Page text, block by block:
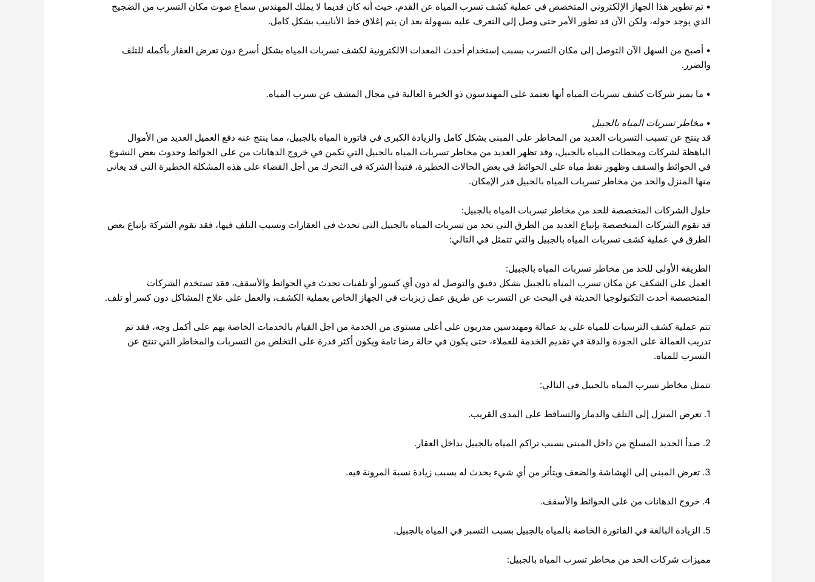
• تم تطوير هذا الجهاز الإلكتروني المتخصص في عملية كشف تسرب المياه عن القدم، حيث أنه كان قديما لا يملك المهندس سماع صوت مكان التسرب من الضجيج
الذي يوجد حوله، ولكن الآن قد تطور الأمر حتى وصل إلى التعرف عليه بسهولة بعد ان يتم إغلاق خط الأنابيب بشكل كامل.
• أصبح من السهل الآن التوصل إلى مكان التسرب بسبب إستخدام أحدث المعدات الالكترونية لكشف تسربات المياه بشكل أسرع دون تعرض العقار بأكمله للتلف
والضرر.
• ما يميز شركات كشف تسربات المياه أنها تعتمد على المهندسون ذو الخبرة العالية في مجال المشف عن تسرب المياه.
•مخاطر تسربات المياه بالجبيل
قد ينتج عن تسبب التسربات العديد من المخاطر على المبنى بشكل كامل والزيادة الكبرى في فاتورة المياه بالجبيل، مما ينتج عنه دفع العميل العديد من الأموال
الباهظة لشركات ومحطات المياه بالجبيل، وقد تظهر العديد من مخاطر تسربات المياه بالجبيل التي تكمن في خروج الدهانات من على الحوائط وحدوث بعض النشوع
في الحوائط والسقف وظهور نقط مياه على الحوائط في بعض الحالات الخطيرة، فتبدأ الشركة في التحرك من أجل القضاء على هذه المشكلة الخطيرة التي قد يعاني
منها المنزل والحد من مخاطر تسربات المياه بالجبيل قدر الإمكان.
حلول الشركات المتخصصة للحد من مخاطر تسربات المياه بالجبيل:
قد تقوم الشركات المتخصصة بإتباع العديد من الطرق التي تحد من تسربات المياه بالجبيل التي تحدث في العقارات وتسبب التلف فيها، فقد تقوم الشركة بإتباع بعض
الطرق في عملية كشف تسربات المياه بالجبيل والتي تتمثل في التالي:
الطريقة الأولى للحد من مخاطر تسربات المياه بالجبيل:
العمل على الشكف عن مكان تسرب المياه بالجبيل بشكل دقيق والتوصل له دون أي كسور أو تلفيات تحدث في الحوائط والأسقف، فقد تستخدم الشركات
المتخصصة أحدث التكنولوجيا الحديثة في البحث عن التسرب عن طريق عمل زبزبات في الجهاز الخاص بعملية الكشف، والعمل على علاج المشاكل دون كسر أو تلف.
تتم عملية كشف الترسبات للمياه على يد عمالة ومهندسين مدربون على أعلى مستوى من الخدمة من اجل القيام بالخدمات الخاصة بهم على أكمل وجه، فقد تم
تدريب العمالة على الجودة والدقة في تقديم الخدمة للعملاء، حتى يكون في حالة رضا تامة ويكون أكثر قدرة على التخلص من التسربات والمخاطر التي تنتج عن
التسرب للمياه.
تتمثل مخاطر تسرب المياه بالجبيل في التالي:
1. تعرض المنزل إلى التلف والدمار والتساقط على المدى القريب.
2. صدأ الحديد المسلح من داخل المبنى بسبب تراكم المياه بالجبيل بداخل العقار.
3. تعرض المبنى إلى الهشاشة والضعف ويتأثر من أي شيء يحدث له بسبب زيادة نسبة المرونة فيه.
4. خروج الدهانات من على الحوائط والأسقف.
5. الزيادة البالغة في الفاتورة الخاصة بالمياه بالجبيل بسبب التسبر في المياه بالجبيل.
مميزات شركات الحد من مخاطر تسرب المياه بالجبيل: